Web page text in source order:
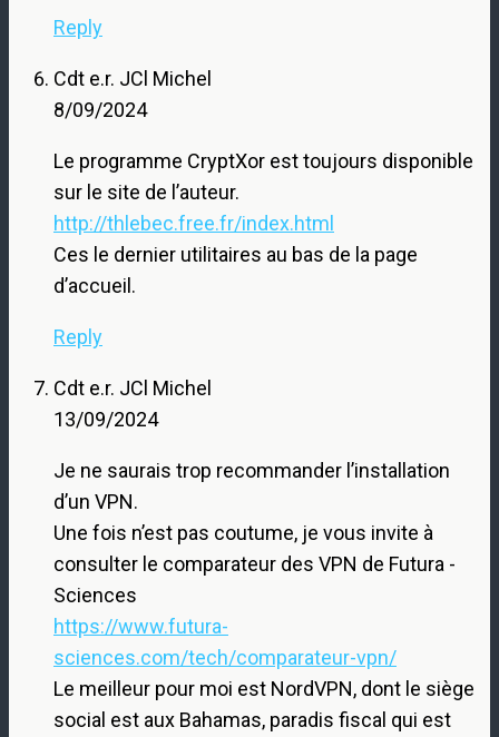
Reply
Cdt e.r. JCl Michel
8/09/2024
Le programme CryptXor est toujours disponible
sur le site de l’auteur.
http://thlebec.free.fr/index.html
Ces le dernier utilitaires au bas de la page
d’accueil.
Reply
Cdt e.r. JCl Michel
13/09/2024
Je ne saurais trop recommander l’installation
d’un VPN.
Une fois n’est pas coutume, je vous invite à
consulter le comparateur des VPN de Futura -
Sciences
https://www.futura-
sciences.com/tech/comparateur-vpn/
Le meilleur pour moi est NordVPN, dont le siège
social est aux Bahamas, paradis fiscal qui est